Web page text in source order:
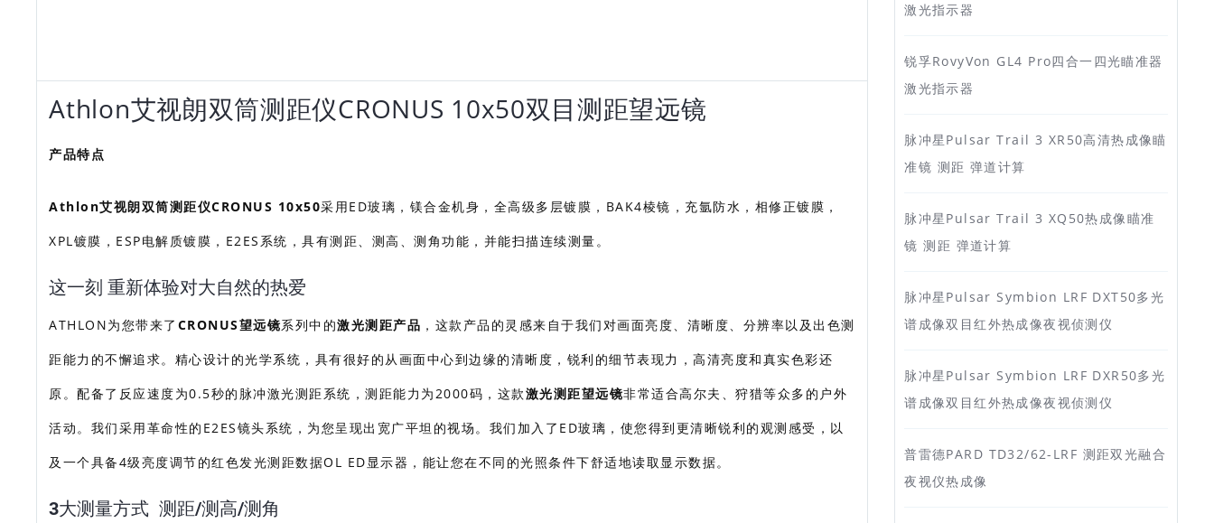
Athlon艾视朗双筒测距仪CRONUS 10x50双目测距望远镜
产品特点
Athlon艾视朗双筒测距仪CRONUS 10x50采用ED玻璃，镁合金机身，全高级多层镀膜，BAK4棱镜，充氩防水，相修正镀膜，
XPL镀膜，ESP电解质镀膜，E2ES系统，具有测距、测高、测角功能，并能扫描连续测量。
这一刻 重新体验对大自然的热爱
ATHLON为您带来了 CRONUS望远镜系列中的激光测距产品 ，这款产品的灵感来自于我们对画面亮度、清晰度、分辨率以及出色测
距能力的不懈追求。精心设计的光学系统，具有很好的从画面中心到边缘的清晰度，锐利的细节表现力，高清亮度和真实色彩还
原。配备了反应速度为0.5秒的脉冲激光测距系统，测距能力为2000码，这款激光测距望远镜非常适合高尔夫、狩猎等众多的户外
活动。我们采用革命性的E2ES镜头系统，为您呈现出宽广平坦的视场。我们加入了ED玻璃，使您得到更清晰锐利的观测感受，以
及一个具备4级亮度调节的红色发光测距数据OL ED显示器，能让您在不同的光照条件下舒适地读取显示数据。
3大测量方式 测距/测高/测角
激光指示器
锐孚RovyVon GL4 Pro四合一四光瞄准器
激光指示器
脉冲星Pulsar Trail 3 XR50高清热成像瞄
准镜 测距 弹道计算
脉冲星Pulsar Trail 3 XQ50热成像瞄准
镜 测距 弹道计算
脉冲星Pulsar Symbion LRF DXT50多光
谱成像双目红外热成像夜视侦测仪
脉冲星Pulsar Symbion LRF DXR50多光
谱成像双目红外热成像夜视侦测仪
普雷德PARD TD32/62-LRF 测距双光融合
夜视仪热成像